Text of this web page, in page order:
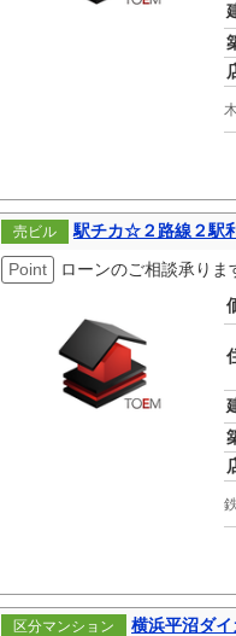
売ビル
駅チカ☆２路線２駅
Point
ローンのご相談承りま
区分マンション
横浜平沼ダ